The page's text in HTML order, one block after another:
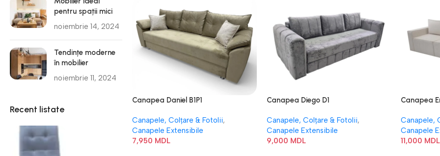
pentru spații mici
noiembrie 14, 2024
Tendințe moderne
în mobilier
noiembrie 11, 2024
Recent listate
Canapea Daniel B1P1
Canapele, Colțare & Fotolii,
Canapele Extensibile
7,950 MDL
Canapea Diego D1
Canapele, Colțare & Fotolii,
Canapele Extensibile
9,000 MDL
Canapea
Canapele,
Canapele
11,000 MDL